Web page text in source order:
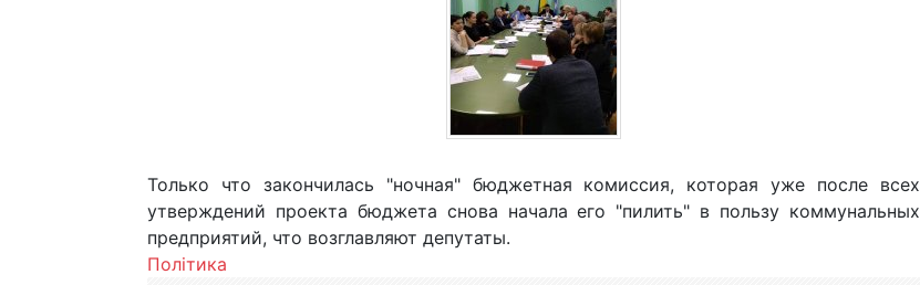
Только что закончилась "ночная" бюджетная комиссия, которая уже после всех
утверждений проекта бюджета снова начала его "пилить" в пользу коммунальных
предприятий, что возглавляют депутаты.
Політика